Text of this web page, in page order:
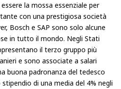
la mossa essenziale per
con una prestigiosa società
Bosch e SAP sono solo alcune
in tutto il mondo. Negli Stati
il terzo gruppo più
e sono associate a salari
buona padronanza del tedesco
di una media del 4% negli